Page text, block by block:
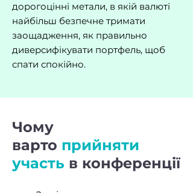
дорогоцінні метали, в якій валюті
найбільш безпечне тримати
заощадження, як правильно
диверсифікувати портфель, щоб
спати спокійно.
Чому
варто прийняти
участь в конференції